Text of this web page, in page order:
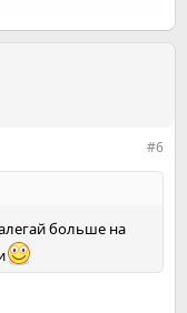
не
панику и
#6
больше на